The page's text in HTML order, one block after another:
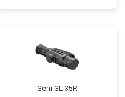
Geni GL 35R